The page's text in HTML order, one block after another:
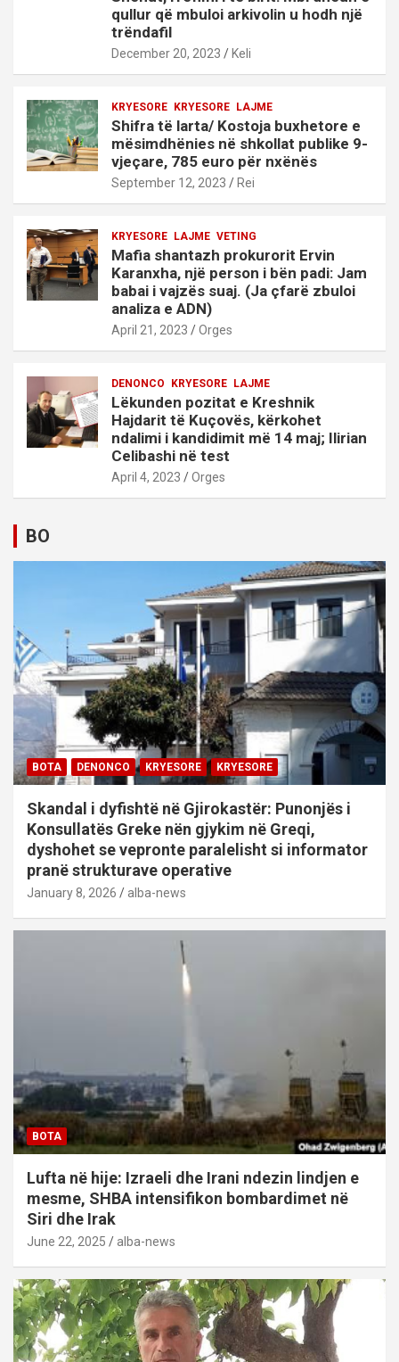
qullur që mbuloi arkivolin u hodh një
trëndafil
December 20, 2023 Keli
KRYESORE KRYESORE LAJME
Shifra të larta/ Kostoja buxhetore e
mësimdhënies në shkollat publike 9-
vjeçare, 785 euro për nxënës
September 12, 2023 Rei
KRYESORE LAJME VETING
Mafia shantazh prokurorit Ervin
Karanxha, një person i bën padi: Jam
babai i vajzës suaj. (Ja çfarë zbuloi
analiza e ADN)
April 21, 2023 Orges
DENONCO KRYESORE LAJME
Lëkunden pozitat e Kreshnik
Hajdarit të Kuçovës, kërkohet
ndalimi i kandidimit më 14 maj; Ilirian
Celibashi në test
April 4, 2023 Orges
BO
BOTA DENONCO KRYESORE KRYESORE
Skandal i dyfishtë në Gjirokastër: Punonjës i
Konsullatës Greke nën gjykim në Greqi,
dyshohet se vepronte paralelisht si informator
pranë strukturave operative
January 8, 2026 alba-news
BOTA
Lufta në hije: Izraeli dhe Irani ndezin lindjen e
mesme, SHBA intensifikon bombardimet në
Siri dhe Irak
June 22, 2025 alba-news